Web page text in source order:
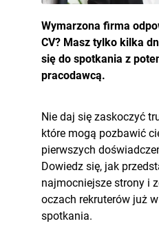
Wymarzona firma
CV? Masz tylko kilka
się do spotkania z
pracodawcą.
Nie daj się zaskoczyć
które mogą pozbawić
pierwszych
Dowiedz się, jak
najmocniejsze strony i
oczach rekruterów już
spotkania.